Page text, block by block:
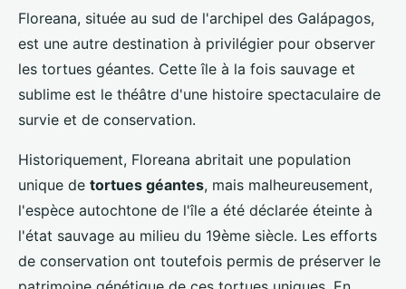
Floreana, située au sud de l'archipel des Galápagos,
est une autre destination à privilégier pour observer
les tortues géantes. Cette île à la fois sauvage et
sublime est le théâtre d'une histoire spectaculaire de
survie et de conservation.
Historiquement, Floreana abritait une population
unique de tortues géantes, mais malheureusement,
l'espèce autochtone de l'île a été déclarée éteinte à
l'état sauvage au milieu du 19ème siècle. Les efforts
de conservation ont toutefois permis de préserver le